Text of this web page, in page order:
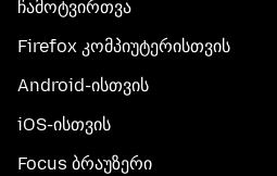
ჩამოტვირთვა
Firefox კომპიუტერისთვის
Android-ისთვის
iOS-ისთვის
Focus ბრაუზერი